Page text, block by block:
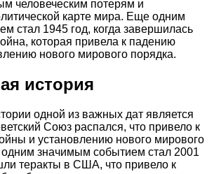
человеческим потерям и
карте мира. Еще одним
стал 1945 год, когда завершилась
которая привела к падению
нового мирового порядка.
история
одной из важных дат является
Союз распался, что привело к
и установлению нового мирового
значимым событием стал 2001
теракты в США, что привело к